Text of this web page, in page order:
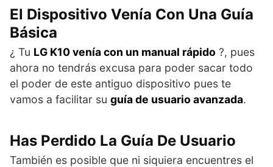
El Dispositivo Venía Con Una Guía
Básica
¿ Tu LG K10 venía con un manual rápido ?, pues
ahora no tendrás excusa para poder sacar todo
el poder de este antiguo dispositivo pues te
vamos a facilitar su guía de usuario avanzada.
Has Perdido La Guía De Usuario
También es posible que ni siquiera encuentres el